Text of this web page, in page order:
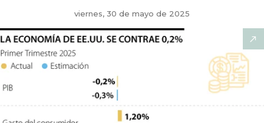
viernes, 30 de mayo de 2025